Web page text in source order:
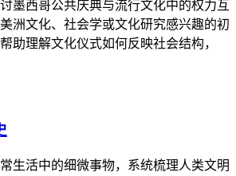
墨西哥公共庆典与流行文化中的权力互
洲文化、社会学或文化研究感兴趣的初
助理解文化仪式如何反映社会结构，
生活中的细微事物，系统梳理人类文明